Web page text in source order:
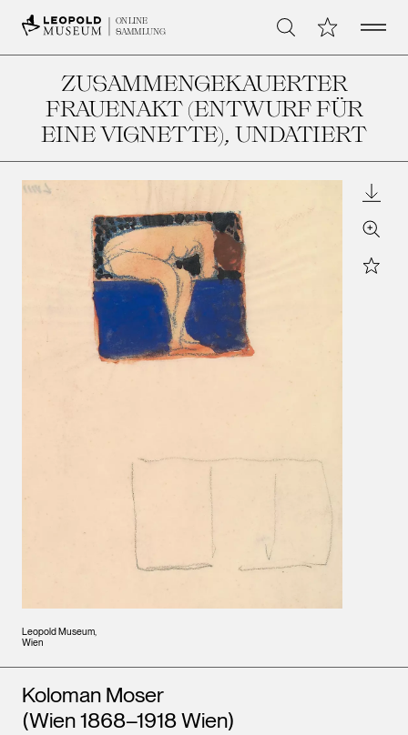
ONLINE
SAMMLUNG
Suche Meine Open
ZUSAMMENGEKAUERTER
FRAUENAKT (ENTWURF FÜR
EINE VIGNETTE), UNDATIERT
Leopold Museum,
Wien
Zoom
Star
Künstler*innen
Koloman Moser
(Wien 1868–1918 Wien)